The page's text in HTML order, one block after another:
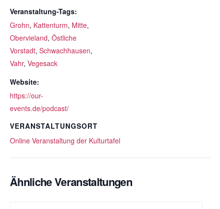
Veranstaltung-Tags:
Grohn, Kattenturm, Mitte,
Obervieland, Östliche
Vorstadt, Schwachhausen,
Vahr, Vegesack
Website:
https://our-
events.de/podcast/
VERANSTALTUNGSORT
Online Veranstaltung der Kulturtafel
Ähnliche Veranstaltungen